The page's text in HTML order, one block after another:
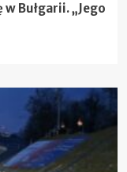
Bułgarii. „Jego